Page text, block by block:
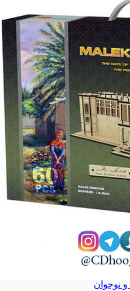
های زندگی
و رمان
نوجوان